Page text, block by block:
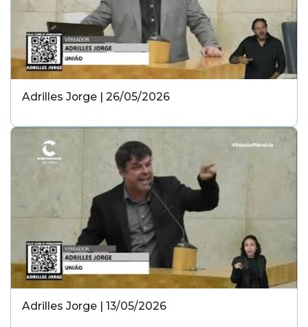
Adrilles Jorge | 26/05/2026
Adrilles Jorge | 13/05/2026